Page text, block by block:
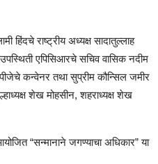
हिंदचे राष्ट्रीय अध्यक्ष सादातुल्लाह
एपिसिआरचे सचिव वासिक नदीम
कन्वेनर तथा सुप्रीम कौन्सिल जमीर
शेख मोहसीन, शहराध्यक्ष शेख
“सन्मानाने जगण्याचा अधिकार” या